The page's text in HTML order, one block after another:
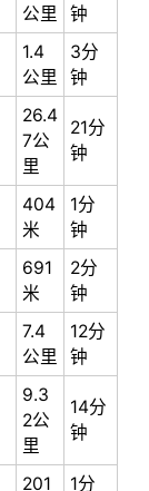
公里
钟
1.4
公里
3分
钟
26.4
7公
里
21分
钟
404
米
1分
钟
691
米
2分
钟
7.4
公里
12分
钟
9.3
2公
里
14分
钟
201
1分